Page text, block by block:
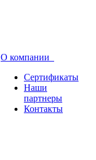
О компании
Сертификаты
Наши
партнеры
Контакты